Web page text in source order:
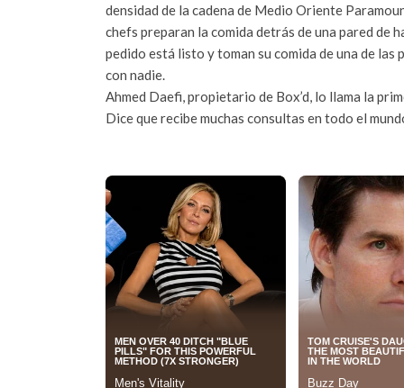
densidad de la cadena de Medio Oriente
chefs preparan la comida detrás de una pared de
pedido está listo y toman su comida de una de
con nadie.
Ahmed Daefi, propietario de Box’d, lo llama la
Dice que recibe muchas consultas en todo el